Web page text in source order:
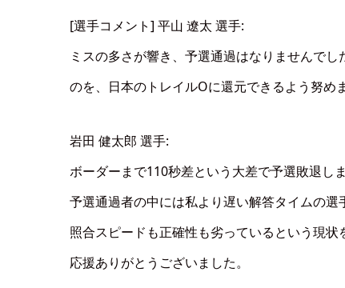
[選手コメント] 平山 遼太 選手:
ミスの多さが響き、予選通過はなりませんで
のを、日本のトレイルOに還元できるよう努めま
岩田 健太郎 選手:
ボーダーまで110秒差という大差で予選敗退しま
予選通過者の中には私より遅い解答タイムの選
照合スピードも正確性も劣っているという現状
応援ありがとうございました。